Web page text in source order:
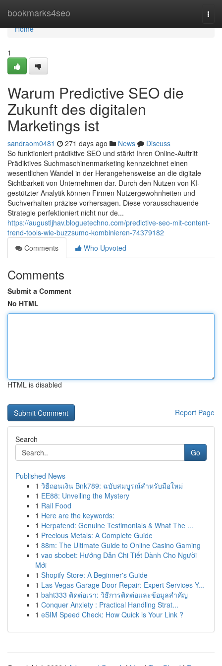
bookmarks4seo
Home
Home
1
Warum Predictive SEO die
Zukunft des digitalen
Marketings ist
sandraom0481 271 days ago News
Discuss
So funktioniert prädiktive SEO und stärkt Ihren Online-Auftritt
Prädiktives Suchmaschinenmarketing kennzeichnet einen
wesentlichen Wandel in der Herangehensweise an die digitale
Sichtbarkeit von Unternehmen dar. Durch den Nutzen von KI-
gestützter Analytik können Firmen Nutzergewohnheiten und
Suchverhalten präzise vorhersagen. Diese vorausschauende
Strategie perfektioniert nicht nur de...
https://augustljhav.bloguetechno.com/predictive-seo-mit-content-
trend-tools-wie-buzzsumo-kombinieren-74379182
Comments
Who Upvoted
Comments
Submit a Comment
No HTML
HTML is disabled
Report Page
Search
Go
Published News
1 วิธีถอนเงิน Bnk789: ฉบับสมบูรณ์สำหรับมือใหม่
1 EE88: Unveiling the Mystery
1 Rail Food
1 Here are the keywords:
1 Herpafend: Genuine Testimonials & What The ...
1 Precious Metals: A Complete Guide
1 88m: The Ultimate Guide to Online Casino Gaming
1 vao sbobet: Hướng Dẫn Chi Tiết Dành Cho Người
Mới
1 Shopify Store: A Beginner's Guide
1 Las Vegas Garage Door Repair: Expert Services Y...
1 baht333 ติดต่อเรา: วิธีการติดต่อและข้อมูลสำคัญ
1 Conquer Anxiety : Practical Handling Strat...
1 eSIM Speed Check: How Quick is Your Link ?